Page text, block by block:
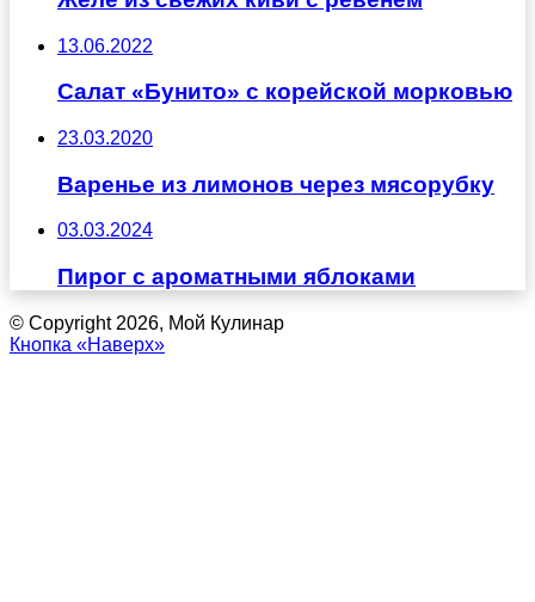
13.06.2022
Салат «Бунито» с корейской морковью
23.03.2020
Варенье из лимонов через мясорубку
03.03.2024
Пирог с ароматными яблоками
© Copyright 2026, Мой Кулинар
Кнопка «Наверх»